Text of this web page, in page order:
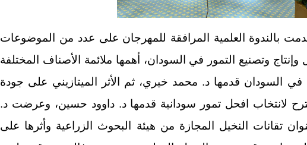
بالندوة العلمية المرافقة للمهرجان على عدد من الموضوعات
وإنتاج وتصنيع التمور في السودان، أهمها ملائمة الأصناف المختلفة
السودان قدمها د. محمد خيري، ثم الأثر الميتازيني على جودة
لانتخاب افحل تمور سودانية قدمها د. داوود حسين، وعرضت د.
تقانات النخيل المجازة من هيئة البحوث الزراعية وأثرها على